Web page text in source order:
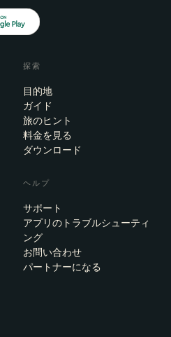
探索
目的地
ガイド
旅のヒント
料金を見る
ダウンロード
ヘルプ
サポート
アプリのトラブルシューティ
ング
お問い合わせ
パートナーになる